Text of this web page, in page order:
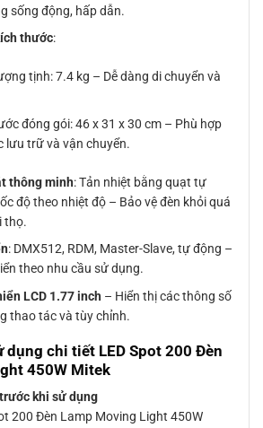
sống động, hấp dẫn.
thước:
tịnh: 7.4 kg – Dễ dàng di chuyển và
đóng gói: 46 x 31 x 30 cm – Phù hợp
lưu trữ và vận chuyển.
thông minh: Tản nhiệt bằng quạt tự
độ theo nhiệt độ – Bảo vệ đèn khỏi quá
thọ.
: DMX512, RDM, Master-Slave, tự động –
theo nhu cầu sử dụng.
LCD 1.77 inch – Hiển thị các thông số
thao tác và tùy chỉnh.
dụng chi tiết LED Spot 200 Đèn
450W Mitek
khi sử dụng
200 Đèn Lamp Moving Light 450W